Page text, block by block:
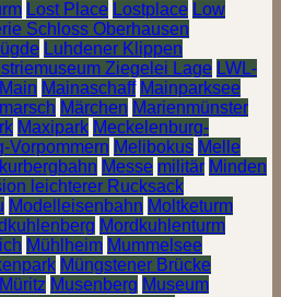
Lost Place Lostplace Low
Schloss Oberhausen
Luhdener Klippen
Ziegelei Lage LWL-
Main Mainaschaff Mainparksee
Märchen Marienmünster
Maxipark Meckelenburg-
Vorpommern Melibokus Melle
Messe militär Minden
leichterer Rucksack
Modelleisenbahn Moltketurm
Mordkuhlenturm
Mühlheim Mummelsee
Müngstener Brücke
Müritz Musenberg Museum